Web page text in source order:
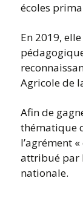
écoles
En 2019,
Agricole de
Afin de
thématique
l’agrément
attribué par
nationale.